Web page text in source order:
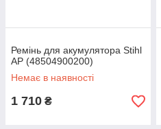
Ремінь для акумулятора Stihl
AP (48504900200)
Немає в наявності
1 710 ₴